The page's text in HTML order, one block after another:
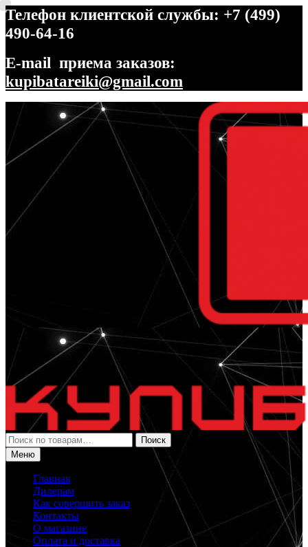
Телефон клиентской службы: +7 (499)
490-64-16
E-mail приема заказов:
kupibatareiki@gmail.com
Перейти
навигации
Перейти
содержимому
Искать:
Поиск
Меню
Главная
Дилерам
Как совершить заказ
Контакты
О магазине
Оплата и доставка